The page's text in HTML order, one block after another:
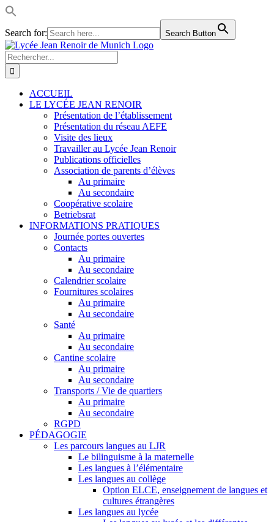
Search for: Search Button
Passer
au
contenu
LinkedIn
Facebook
Instagram
Rss
Rechercher:
ACCUEIL
LE LYCÉE JEAN RENOIR
Présentation de l’établissement
Présentation du réseau AEFE
Visite des lieux
Travailler au Lycée Jean Renoir
Publications officielles
Association de parents d’élèves
Au primaire
Au secondaire
Coopérative scolaire
Betriebsrat
INFORMATIONS PRATIQUES
Journée portes ouvertes
Contacts
Au primaire
Au secondaire
Calendrier scolaire
Fournitures scolaires
Au primaire
Au secondaire
Santé
Au primaire
Au secondaire
Cantine scolaire
Au primaire
Au secondaire
Transports / Vie de quartiers
Au primaire
Au secondaire
RGPD
PÉDAGOGIE
Les parcours langues au LJR
Le bilinguisme à la maternelle
Les langues à l’élémentaire
Les langues au collège
Option ELCE, enseignement de langues et
cultures étrangères
Les langues au lycée